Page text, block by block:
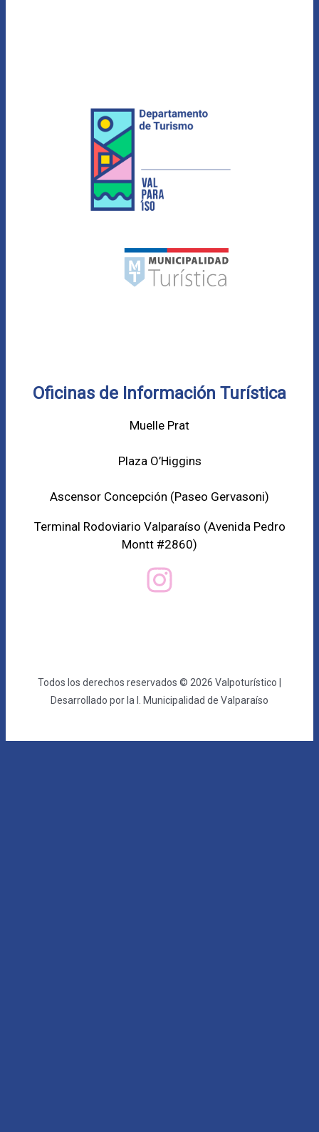
Oficinas de Información Turística
Muelle Prat
Plaza O’Higgins
Ascensor Concepción (Paseo Gervasoni)
Terminal Rodoviario Valparaíso (Avenida Pedro
Montt #2860)
Todos los derechos reservados © 2026 Valpoturístico |
Desarrollado por la I. Municipalidad de Valparaíso